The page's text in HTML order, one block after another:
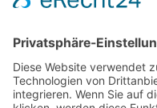
Herausgeber